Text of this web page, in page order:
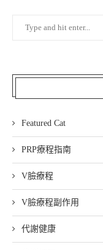
Featured Cat
PRP療程指南
V臉療程
V臉療程副作用
代謝健康